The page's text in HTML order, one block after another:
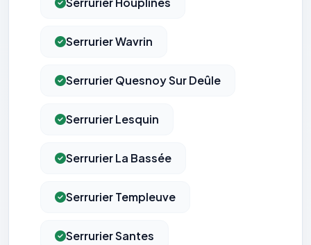
Serrurier Wavrin
Serrurier Quesnoy Sur Deûle
Serrurier Lesquin
Serrurier La Bassée
Serrurier Templeuve
Serrurier Santes